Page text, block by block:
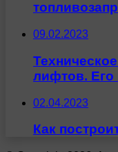
09.02.2023
лифтов.
02.04.2023
Как